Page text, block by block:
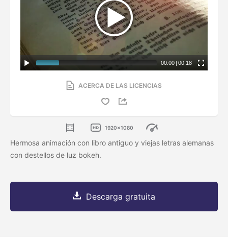
00:00 | 00:18
ACERCA DE LAS LICENCIAS
1920x1080
Hermosa animación con libro antiguo y viejas letras alemanas
con destellos de luz bokeh.
Descarga gratuita